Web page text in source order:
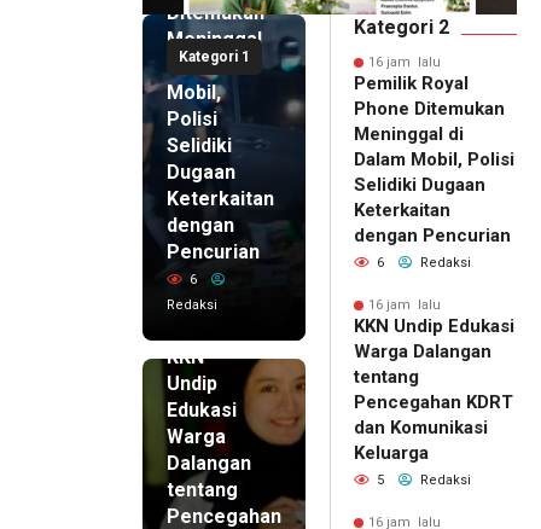
Kategori 1
Ditemukan
Meninggal
di Dalam
Mobil,
Polisi
Selidiki
Dugaan
Keterkaitan
dengan
Pencurian
6
Redaksi
KKN
Undip
Edukasi
Warga
Dalangan
tentang
Pencegahan
Kategori 2
16 jam lalu
Pemilik Royal
Phone Ditemukan
Meninggal di
Dalam Mobil, Polisi
Selidiki Dugaan
Keterkaitan
dengan Pencurian
6 Redaksi
16 jam lalu
KKN Undip Edukasi
Warga Dalangan
tentang
Pencegahan KDRT
dan Komunikasi
Keluarga
5 Redaksi
16 jam lalu